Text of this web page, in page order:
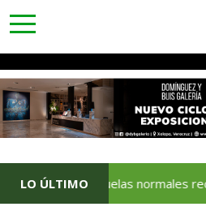
toggle
navigation
LO ÚLTIMO
Escuelas normales reciben